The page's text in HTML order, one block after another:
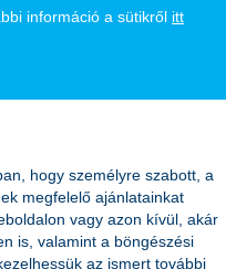
információ a sütikről itt
hogy személyre szabott, a
megfelelő ajánlatainkat
vagy azon kívül, akár
is, valamint a böngészési
az ismert további